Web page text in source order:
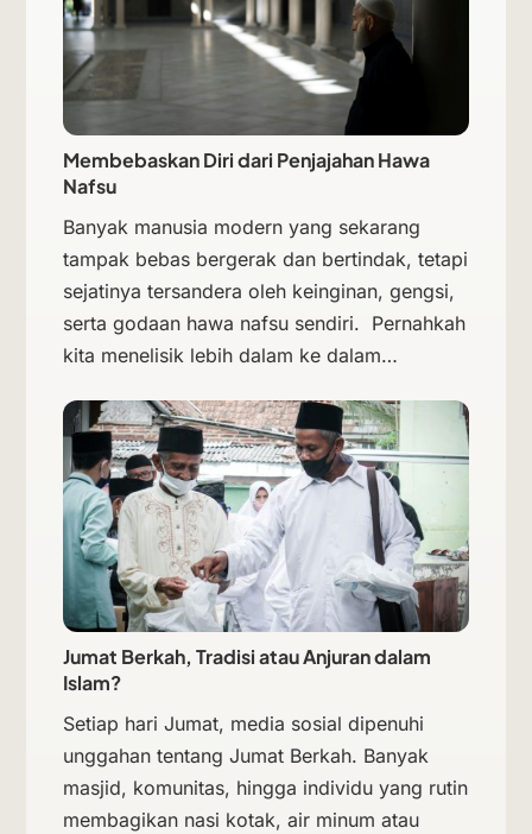
Membebaskan Diri dari Penjajahan Hawa
Nafsu
Banyak manusia modern yang sekarang
tampak bebas bergerak dan bertindak, tetapi
sejatinya tersandera oleh keinginan, gengsi,
serta godaan hawa nafsu sendiri. Pernahkah
kita menelisik lebih dalam ke dalam…
Jumat Berkah, Tradisi atau Anjuran dalam
Islam?
Setiap hari Jumat, media sosial dipenuhi
unggahan tentang Jumat Berkah. Banyak
masjid, komunitas, hingga individu yang rutin
membagikan nasi kotak, air minum atau